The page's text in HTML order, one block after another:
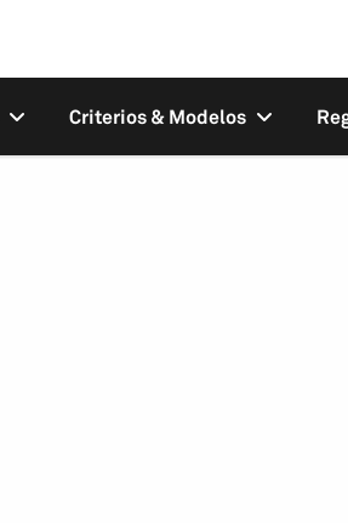
Criterios & Modelos